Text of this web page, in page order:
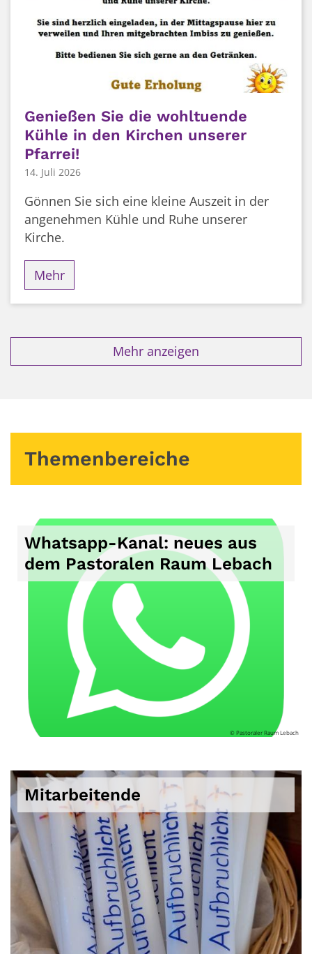
Genießen Sie die wohltuende
Kühle in den Kirchen unserer
Pfarrei!
14. Juli 2026
Gönnen Sie sich eine kleine Auszeit in der
angenehmen Kühle und Ruhe unserer
Kirche.
Mehr
Mehr anzeigen
Themenbereiche
Whatsapp-Kanal: neues aus
dem Pastoralen Raum Lebach
© Pastoraler Raum Lebach
Mitarbeitende